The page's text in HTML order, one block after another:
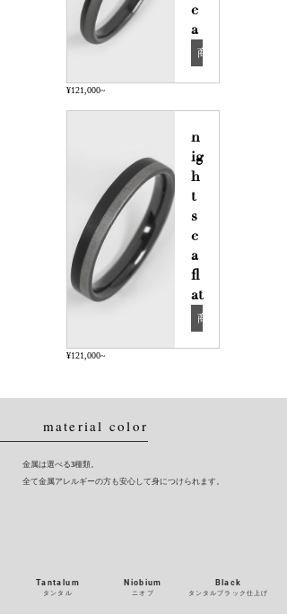
e
a
商品詳細
¥121,000~
n
ig
h
t
s
e
a
fl
at
商品詳細
¥121,000~
material color
金属は選べる3種類。
全て金属アレルギーの方も安心して身につけられます。
Tantalum
タンタル
Niobium
​ニオブ
Black
タンタルブラック仕上げ